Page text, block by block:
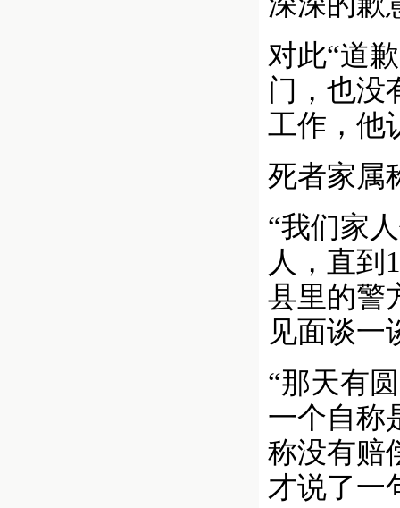
对此“道
门，也没
工作，他
死者家属
“我们家
人，直到
县里的警
见面谈一
“那天有
一个自称
称没有赔
才说了一